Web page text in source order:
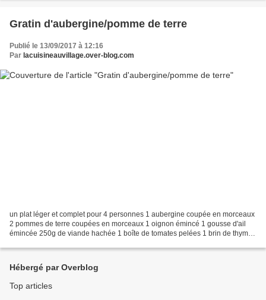
Gratin d'aubergine/pomme de terre
Publié le 13/09/2017 à 12:16
Par lacuisineauvillage.over-blog.com
un plat léger et complet pour 4 personnes 1 aubergine coupée en morceaux
2 pommes de terre coupées en morceaux 1 oignon émincé 1 gousse d'ail
émincée 250g de viande hachée 1 boîte de tomates pelées 1 brin de thym 1
Hébergé par Overblog
Top articles